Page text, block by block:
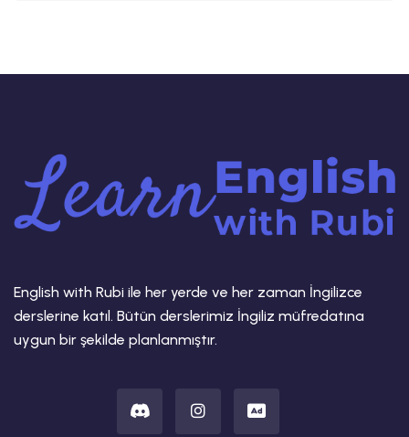
English with Rubi ile her yerde ve her zaman İngilizce
derslerine katıl. Bütün derslerimiz İngiliz müfredatına
uygun bir şekilde planlanmıştır.